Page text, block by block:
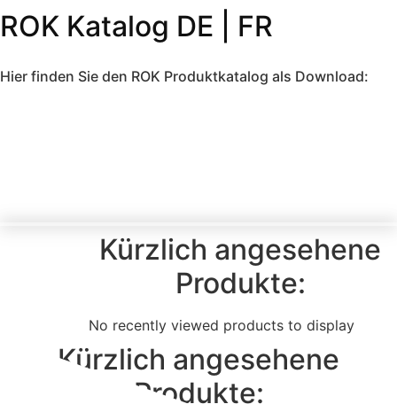
ROK Katalog DE | FR
Hier finden Sie den ROK Produktkatalog als Download:
Kürzlich angesehene
Produkte:
No recently viewed products to display
Kürzlich angesehene
Produkte: